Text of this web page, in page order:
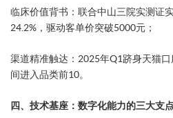
临床价值背书​：联合中山三院实测证
24.2%，驱动客单价突破5000元；
渠道精准触达​：2025年Q1跻身天猫
间进入品类前10。
四、技术基座：数字化能力的三大支